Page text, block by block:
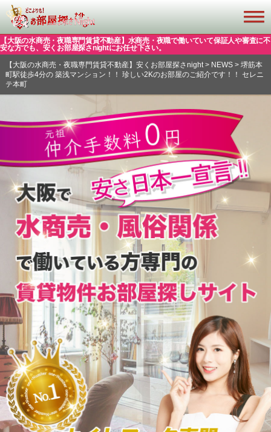
【大阪の水商売・夜職専門賃貸不動産】水商売・夜職で働いていて保証人や審査に不
安な方でも、安くお部屋探さnightにお任せ下さい。
【大阪の水商売・夜職専門賃貸不動産】安くお部屋探さnight> NEWS> 堺筋本
町駅徒歩4分の 築浅マンション！！ 珍しい2Kのお部屋のご紹介です！！ セレニ
テ本町